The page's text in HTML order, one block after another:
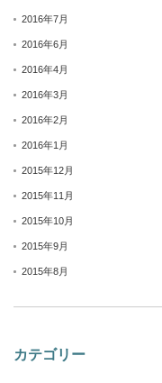
2016年7月
2016年6月
2016年4月
2016年3月
2016年2月
2016年1月
2015年12月
2015年11月
2015年10月
2015年9月
2015年8月
カテゴリー